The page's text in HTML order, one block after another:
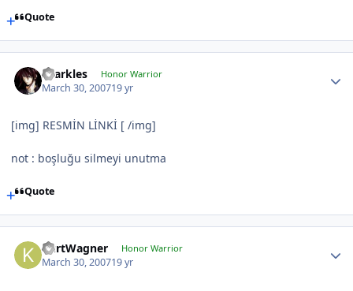
Quote
sparkles Honor Warrior
March 30, 200719 yr
[img] RESMİN LİNKİ [ /img]
not : boşluğu silmeyi unutma
Quote
KurtWagner Honor Warrior
March 30, 200719 yr